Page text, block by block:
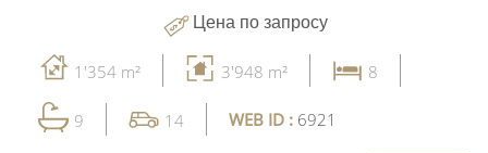
Цена по запросу
1'354 m² 3'948 m² 8
9 14 WEB ID : 6921